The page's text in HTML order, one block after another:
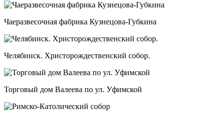
Чаеразвесочная фабрика Кузнецова-Губкина
Челябинск. Христорождественский собор.
Торговый дом Валеева по ул. Уфимской